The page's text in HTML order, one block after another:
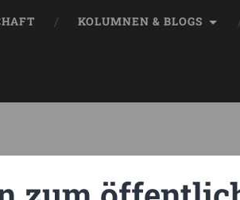
KOLUMNEN & BLOGS